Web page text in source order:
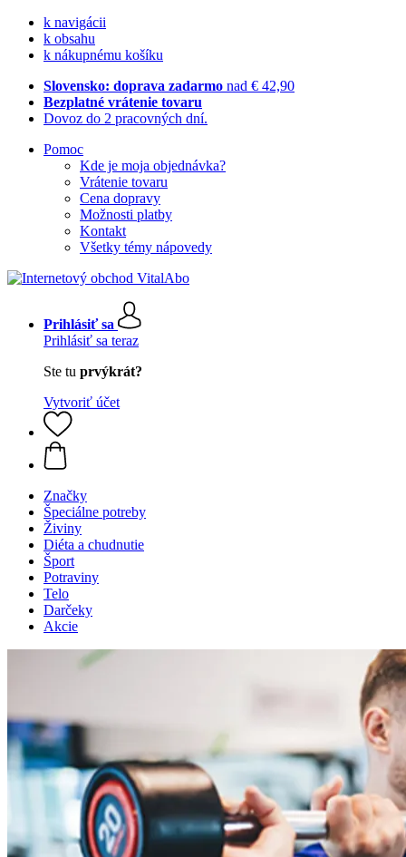
k navigácii
k obsahu
k nákupnému košíku
Slovensko: doprava zadarmo nad € 42,90
Bezplatné vrátenie tovaru
Dovoz do 2 pracovných dní.
Pomoc
Kde je moja objednávka?
Vrátenie tovaru
Cena dopravy
Možnosti platby
Kontakt
Všetky témy nápovedy
Prihlásiť sa
Prihlásiť sa teraz
Ste tu prvýkrát?
Vytvoriť účet
Značky
Špeciálne potreby
Živiny
Diéta a chudnutie
Šport
Potraviny
Telo
Darčeky
Akcie